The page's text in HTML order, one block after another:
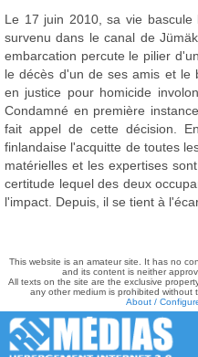
Le 17 juin 2010, sa vie
survenu dans le canal de
embarcation percute le pilier
le décès d'un de ses amis et le
en justice pour homicide
Condamné en première
fait appel de cette décision.
finlandaise l'acquitte de toutes
matérielles et les expertises
certitude lequel des deux
l'impact. Depuis, il se tient à
This website is an amateur site. It has no
and its content is neither
All texts on the site are the exclusive
any other medium is prohibited without
About /